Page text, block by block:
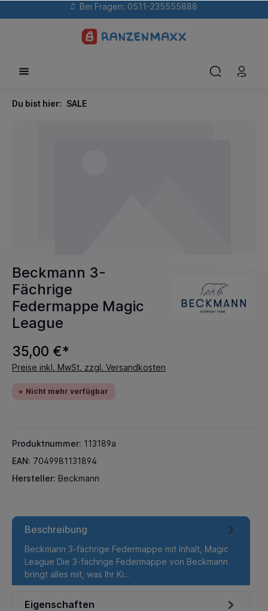
Bei Fragen: 0511-235555888
Du bist hier: SALE
Beckmann 3-
Fächrige
Federmappe Magic
League
35,00 €*
Preise inkl. MwSt. zzgl. Versandkosten
Nicht mehr verfügbar
Produktnummer: 113189a
EAN: 7049981131894
Hersteller: Beckmann
Beschreibung
Beckmann 3-fächrige Federmappe mit Inhalt, Magic
League Die 3-fächrige Federmappe von Beckmann
bringt alles mit, was Ihr Ki…
Eigenschaften